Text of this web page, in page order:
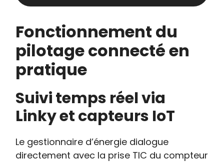
Fonctionnement du
pilotage connecté en
pratique
Suivi temps réel via
Linky et capteurs IoT
Le gestionnaire d’énergie dialogue
directement avec la prise TIC du compteur